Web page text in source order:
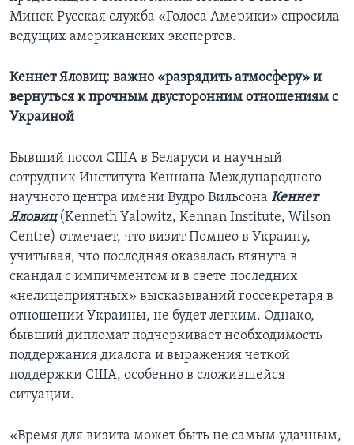
Минск Русская служба «Голоса Америки» спросила
ведущих американских экспертов.
Кеннет Яловиц: важно «разрядить атмосферу» и
вернуться к прочным двусторонним отношениям с
Украиной
Бывший посол США в Беларуси и научный
сотрудник Института Кеннана Международного
научного центра имени Вудро Вильсона Кеннет
Яловиц(Kenneth Yalowitz, Kennan Institute, Wilson
Centre) отмечает, что визит Помпео в Украину,
учитывая, что последняя оказалась втянута в
скандал с импичментом и в свете последних
«нелицеприятных» высказываний госсекретаря в
отношении Украины, не будет легким. Однако,
бывший дипломат подчеркивает необходимость
поддержания диалога и выражения четкой
поддержки США, особенно в сложившейся
ситуации.
«Время для визита может быть не самым удачным,